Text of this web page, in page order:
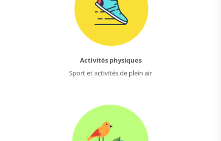
Activités physiques
Sport et activités de plein air